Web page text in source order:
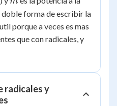
doble forma de escribir la
porque a veces es mas
que con radicales, y
radicales y